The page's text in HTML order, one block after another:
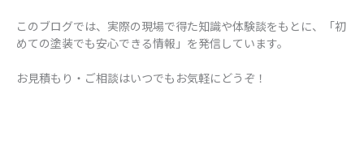
このブログでは、実際の現場で得た知識や体験談をもとに、「初
めての塗装でも安心できる情報」を発信しています。
お見積もり・ご相談はいつでもお気軽にどうぞ！